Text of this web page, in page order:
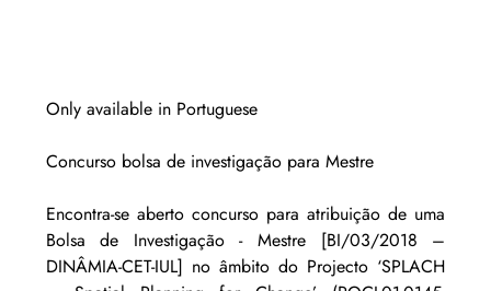
Only available in Portuguese
Concurso bolsa de investigação para Mestre
Encontra-se aberto concurso para atribuição de uma
Bolsa de Investigação - Mestre [BI/03/2018 –
DINÂMIA-CET-IUL] no âmbito do Projecto ‘SPLACH